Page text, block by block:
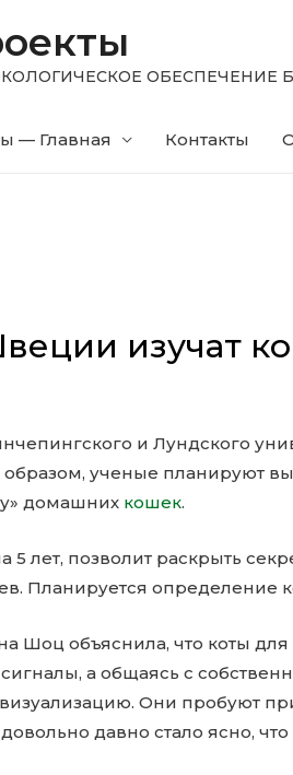
ЭКОЛОГИЧЕСКОЕ ОБЕСПЕЧЕНИЕ
— Главная Контакты
изучат
и Лундского
ученые планируют
домашних кошек.
5 лет, позволит раскрыть
Планируется определение
Шоц объяснила, что коты
а общаясь с
Они пробуют
давно стало ясно,